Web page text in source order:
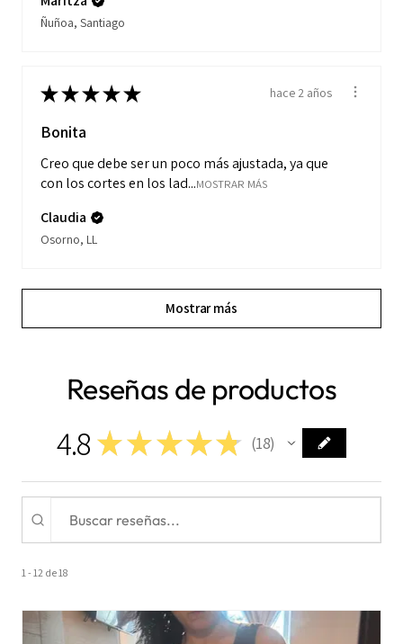
Ñuñoa, Santiago
★★★★★ hace 2 años
Bonita
Creo que debe ser un poco más ajustada, ya que
con los cortes en los lad...MOSTRAR MÁS
Claudia
Osorno, LL
Mostrar más
Reseñas de productos
4.8 ★ ★★★★ 18
18
1 - 12 de 18